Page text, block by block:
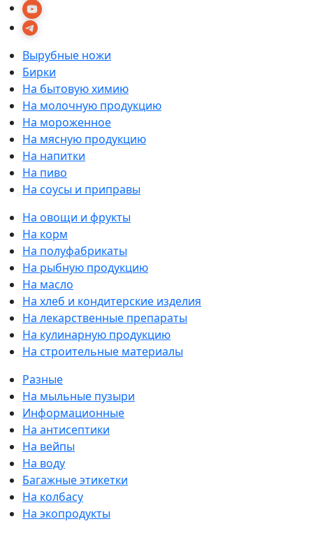
Вырубные ножи
Бирки
На бытовую химию
На молочную продукцию
На мороженное
На мясную продукцию
На напитки
На пиво
На соусы и приправы
На овощи и фрукты
На корм
На полуфабрикаты
На рыбную продукцию
На масло
На хлеб и кондитерские изделия
На лекарственные препараты
На кулинарную продукцию
На строительные материалы
Разные
На мыльные пузыри
Информационные
На антисептики
На вейпы
На воду
Багажные этикетки
На колбасу
На экопродукты